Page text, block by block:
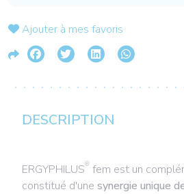
Ajouter à mes favoris
DESCRIPTION
ERGYPHILUS® fem est un
constitué d'une synergie unique